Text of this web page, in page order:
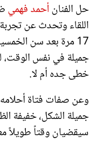
حل الفنانأحمد فهمي
اللقاء وتحدث عن
17 مرة بعد سن
جميلة في نفس الوقت،
خطى جده أم لا.
وعن صفات فتاة
جميلة الشكل، خفيفة
سيقضيان وقتاً طويلاً